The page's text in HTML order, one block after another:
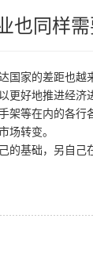
也同样
家的差距也越
好地推进经济
等在内的各行
转变。
基础，另自己